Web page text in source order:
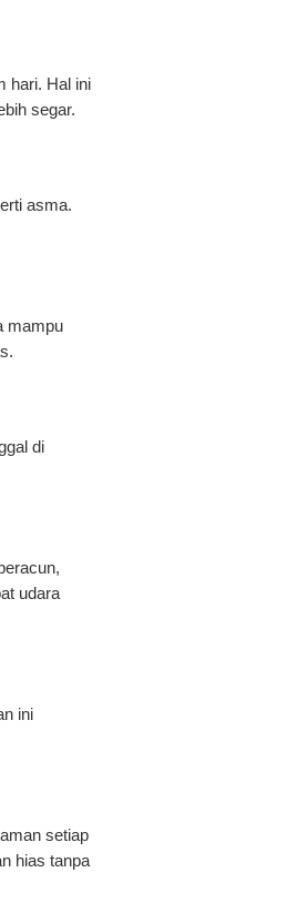
hari. Hal ini
segar.
asma.
mampu
di
udara
ini
setiap
hias tanpa